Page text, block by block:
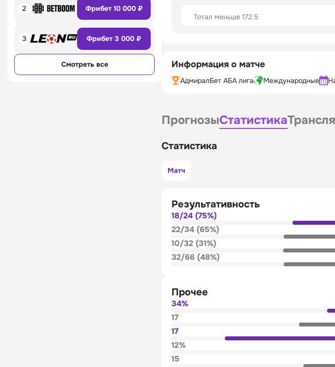
2 Фрибет 10 000 ₽
3 Фрибет 3 000 ₽
Смотреть все
Тотал меньше 172.5
Информация о матче
АдмиралБет АБА лига Международные
ПрогнозыСтатистика
Статистика
Матч
Результативность
18/24 (75%)
22/34 (65%)
10/32 (31%)
32/66 (48%)
Прочее
34%
17
17
12%
15